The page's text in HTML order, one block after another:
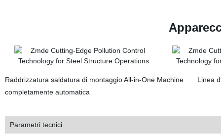
Raddrizzatura saldatura di montaggio All-in-One Machine
completamente automatica
Parametri tecnici